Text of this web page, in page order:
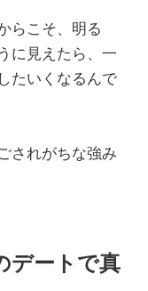
らこそ、明る
に見えたら、一
たいくなるんで
されがちな強み
デートで真